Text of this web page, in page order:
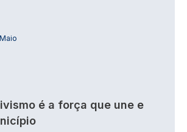
é a força que une e